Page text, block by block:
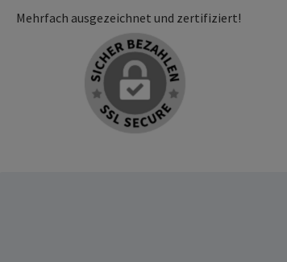
Mehrfach ausgezeichnet und zertifiziert!